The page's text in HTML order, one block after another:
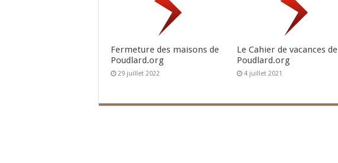
Fermeture des maisons de
Poudlard.org
29 juillet 2022
Le Cahier de vacances de
Poudlard.org
4 juillet 2021